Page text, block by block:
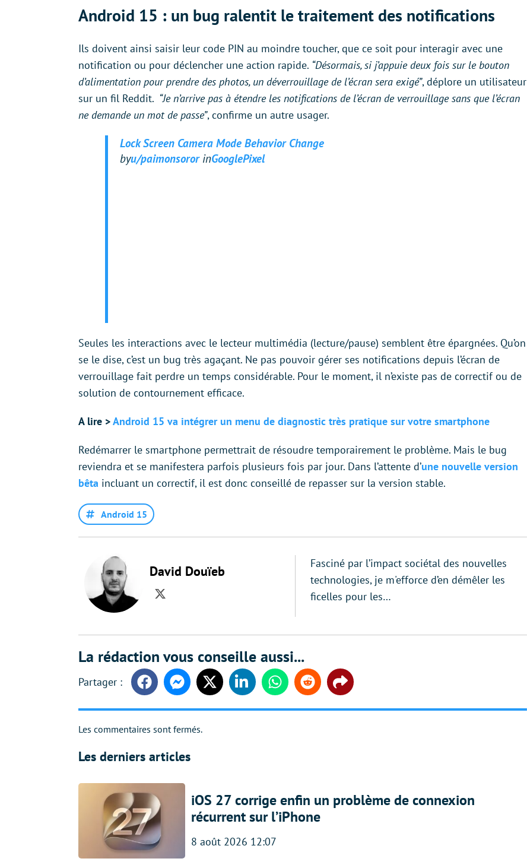
Android 15 : un bug ralentit le traitement des notifications
Ils doivent ainsi saisir leur code PIN au moindre toucher, que ce soit pour interagir avec une
notification ou pour déclencher une action rapide. “Désormais, si j’appuie deux fois sur le bouton
d’alimentation pour prendre des photos, un déverrouillage de l’écran sera exigé”, déplore un utilisateur
sur un fil Reddit. “Je n’arrive pas à étendre les notifications de l’écran de verrouillage sans que l’écran
ne demande un mot de passe”, confirme un autre usager.
Lock Screen Camera Mode Behavior Change
byu/paimonsororinGooglePixel
Seules les interactions avec le lecteur multimédia (lecture/pause) semblent être épargnées. Qu’on
se le dise, c’est un bug très agaçant. Ne pas pouvoir gérer ses notifications depuis l’écran de
verrouillage fait perdre un temps considérable. Pour le moment, il n’existe pas de correctif ou de
solution de contournement efficace.
A lire >Android 15 va intégrer un menu de diagnostic très pratique sur votre smartphone
Redémarrer le smartphone permettrait de résoudre temporairement le problème. Mais le bug
reviendra et se manifestera parfois plusieurs fois par jour. Dans l’attente d’une nouvelle version
bêta incluant un correctif, il est donc conseillé de repasser sur la version stable.
Android 15
David Douïeb
Twitter
Fasciné par l’impact sociétal des nouvelles
technologies, je m'efforce d’en démêler les
ficelles pour les…
La rédaction vous conseille aussi...
FacebookMessengerTwitter LinkedinWhatsappReddit Share
Les commentaires sont fermés.
Les derniers articles
iOS 27 corrige enfin un problème de connexion
récurrent sur l’iPhone
8 août 2026 12:07